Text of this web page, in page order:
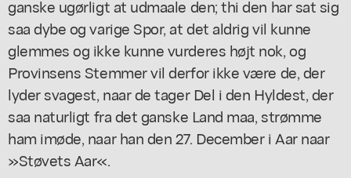
ganske ugørligt at udmaale den; thi den har sat sig
saa dybe og varige Spor, at det aldrig vil kunne
glemmes og ikke kunne vurderes højt nok, og
Provinsens Stemmer vil derfor ikke være de, der
lyder svagest, naar de tager Del i den Hyldest, der
saa naturligt fra det ganske Land maa, strømme
ham imøde, naar han den 27. December i Aar naar
»Støvets Aar«.